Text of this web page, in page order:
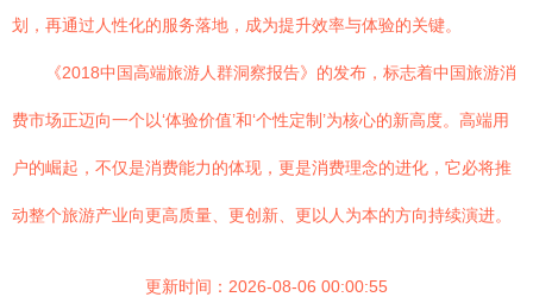
划，再通过人性化的服务落地，成为提升效率与体验的关键。
《2018中国高端旅游人群洞察报告》的发布，标志着中国旅游消
费市场正迈向一个以‘体验价值’和‘个性定制’为核心的新高度。高端用
户的崛起，不仅是消费能力的体现，更是消费理念的进化，它必将推
动整个旅游产业向更高质量、更创新、更以人为本的方向持续演进。
更新时间：2026-08-06 00:00:55